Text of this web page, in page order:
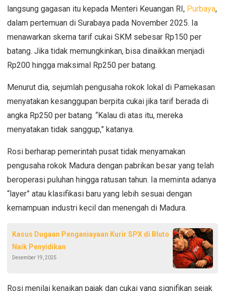
langsung gagasan itu kepada Menteri Keuangan RI, Purbaya,
dalam pertemuan di Surabaya pada November 2025. Ia
menawarkan skema tarif cukai SKM sebesar Rp150 per
batang. Jika tidak memungkinkan, bisa dinaikkan menjadi
Rp200 hingga maksimal Rp250 per batang.
Menurut dia, sejumlah pengusaha rokok lokal di Pamekasan
menyatakan kesanggupan berpita cukai jika tarif berada di
angka Rp250 per batang. “Kalau di atas itu, mereka
menyatakan tidak sanggup,” katanya.
Rosi berharap pemerintah pusat tidak menyamakan
pengusaha rokok Madura dengan pabrikan besar yang telah
beroperasi puluhan hingga ratusan tahun. Ia meminta adanya
“layer” atau klasifikasi baru yang lebih sesuai dengan
kemampuan industri kecil dan menengah di Madura.
Kasus Dugaan Penganiayaan Kurir SPX di Bluto
Naik Penyidikan
Desember 19, 2025
Rosi menilai kenaikan pajak dan cukai yang signifikan sejak